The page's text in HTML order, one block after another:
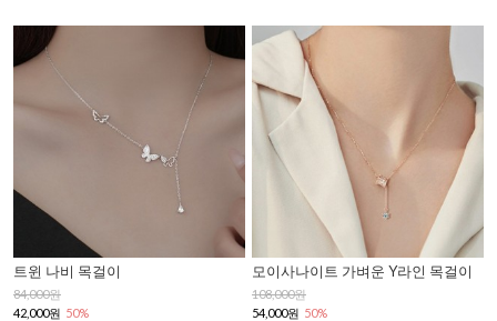
트윈 나비 목걸이
84,000원
42,000원 50%
모이사나이트 가벼운 Y라인 목걸이
108,000원
54,000원 50%